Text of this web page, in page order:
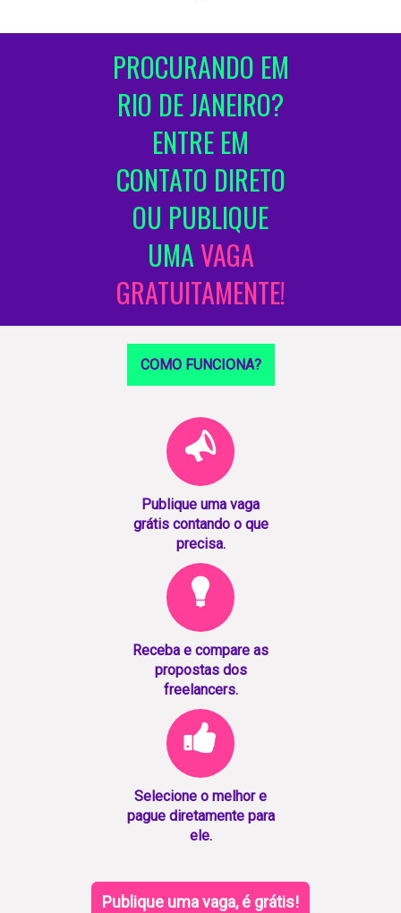
PROCURANDO EM
RIO DE JANEIRO?
ENTRE EM
CONTATO DIRETO
OU PUBLIQUE
UMAVAGA
GRATUITAMENTE!
COMO FUNCIONA?
Publique uma vaga
grátis contando o que
precisa.
Receba e compare as
propostas dos
freelancers.
Selecione o melhor e
pague diretamente para
ele.
Publique uma vaga, é grátis!